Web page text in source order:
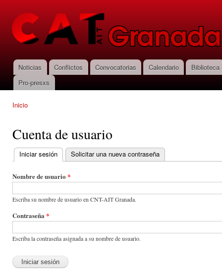
CNT-AIT
Granada
Menú principal
Noticias Conflictos Convocatorias Calendario
Biblioteca
Pro-presxs
Inicio
Cuenta de usuario
Solapas principales
Iniciar sesión (solapa activa)
Solicitar una nueva contraseña
Nombre de usuario *
Escriba su nombre de usuario en CNT-AIT Granada.
Contraseña *
Escriba la contraseña asignada a su nombre de usuario.